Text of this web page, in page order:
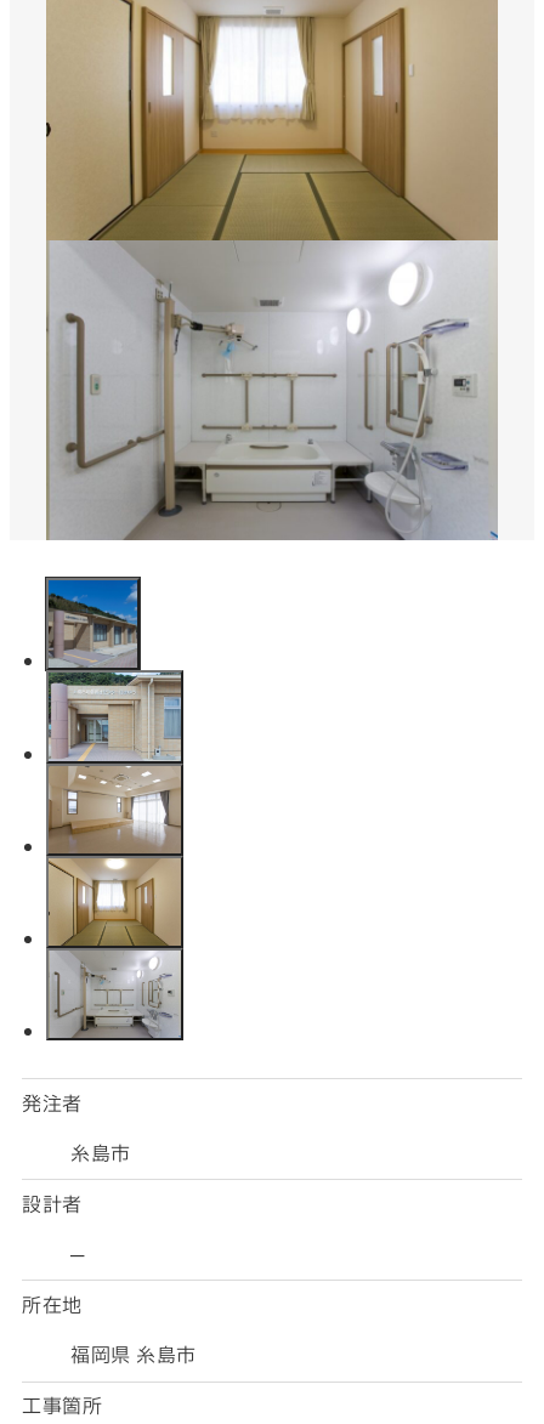
matsuyoshi_kensetsu
matsuyoshikensetsu
松吉建設株式会社
発注者
糸島市
設計者
─
所在地
福岡県 糸島市
工事箇所